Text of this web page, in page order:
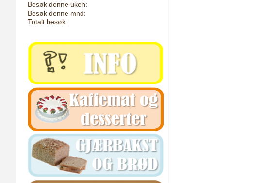
Besøk denne uken:
Besøk denne mnd:
Totalt besøk: